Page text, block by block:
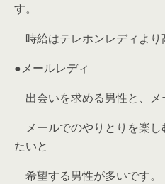
す。
時給はテレホンレディより
●メールレディ
出会いを求める男性と、メ
メールでのやりとりを楽
たいと
希望する男性が多いです。